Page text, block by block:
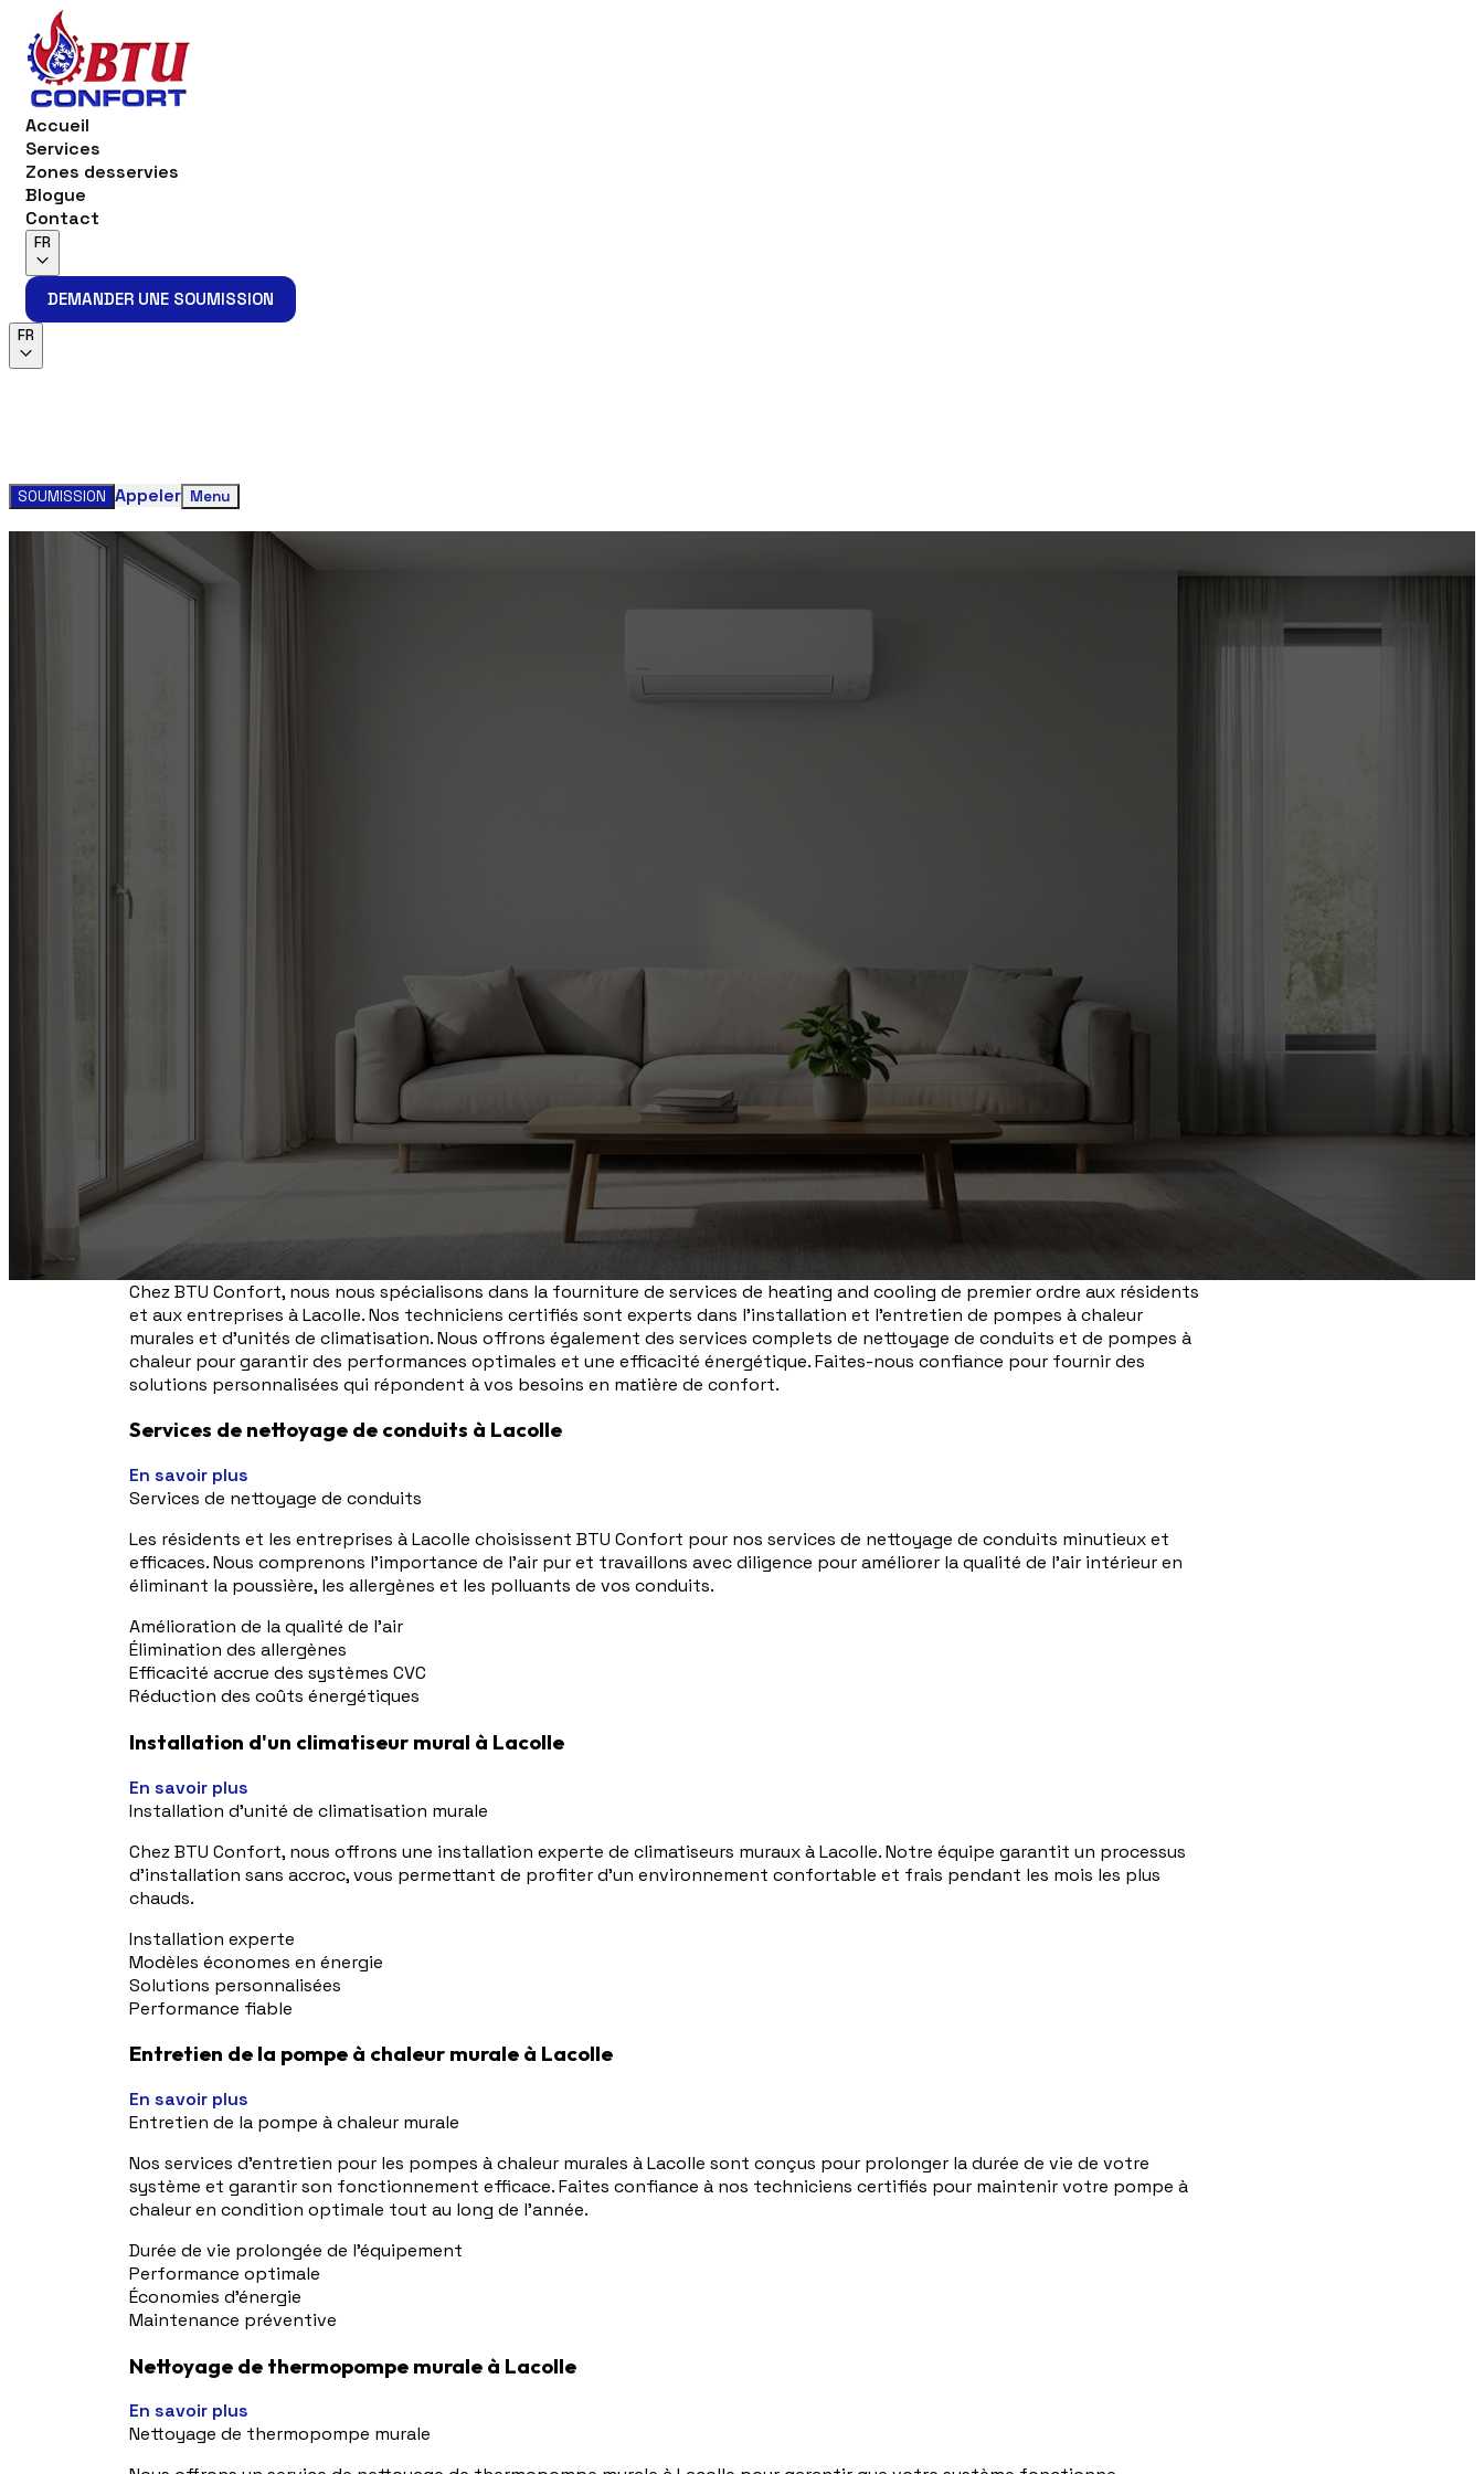
Accueil
Services
Zones desservies
Blogue
Contact
FR
DEMANDER UNE SOUMISSION
DEMANDER UNE SOUMISSION
FR
SOUMISSION Appeler Menu
Contactez-nous aujourd'hui pour un service rapide et facile!
Chez BTU Confort, nous nous spécialisons dans la fourniture de services de heating and cooling de premier ordre aux résidents
et aux entreprises à Lacolle. Nos techniciens certifiés sont experts dans l'installation et l'entretien de pompes à chaleur
murales et d'unités de climatisation. Nous offrons également des services complets de nettoyage de conduits et de pompes à
chaleur pour garantir des performances optimales et une efficacité énergétique. Faites-nous confiance pour fournir des
solutions personnalisées qui répondent à vos besoins en matière de confort.
Services de nettoyage de conduits à Lacolle
En savoir plus
Services de nettoyage de conduits
Les résidents et les entreprises à Lacolle choisissent BTU Confort pour nos services de nettoyage de conduits minutieux et
efficaces. Nous comprenons l'importance de l'air pur et travaillons avec diligence pour améliorer la qualité de l'air intérieur en
éliminant la poussière, les allergènes et les polluants de vos conduits.
Amélioration de la qualité de l'air
Élimination des allergènes
Efficacité accrue des systèmes CVC
Réduction des coûts énergétiques
Installation d'un climatiseur mural à Lacolle
En savoir plus
Installation d'unité de climatisation murale
Chez BTU Confort, nous offrons une installation experte de climatiseurs muraux à Lacolle. Notre équipe garantit un processus
d'installation sans accroc, vous permettant de profiter d'un environnement confortable et frais pendant les mois les plus
chauds.
Installation experte
Modèles économes en énergie
Solutions personnalisées
Performance fiable
Entretien de la pompe à chaleur murale à Lacolle
En savoir plus
Entretien de la pompe à chaleur murale
Nos services d'entretien pour les pompes à chaleur murales à Lacolle sont conçus pour prolonger la durée de vie de votre
système et garantir son fonctionnement efficace. Faites confiance à nos techniciens certifiés pour maintenir votre pompe à
chaleur en condition optimale tout au long de l'année.
Durée de vie prolongée de l'équipement
Performance optimale
Économies d'énergie
Maintenance préventive
Nettoyage de thermopompe murale à Lacolle
En savoir plus
Nettoyage de thermopompe murale